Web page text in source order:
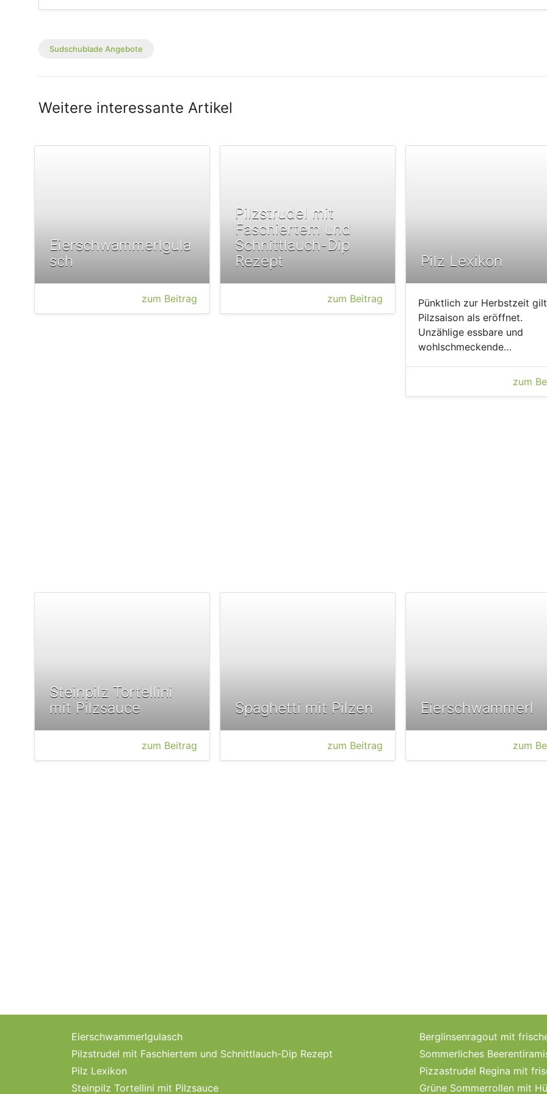
Sudschublade Angebote
Weitere interessante Artikel
Eierschwammerlgula
sch
zum Beitrag
Pilzstrudel mit
Faschiertem und
Schnittlauch-Dip
Rezept
zum Beitrag
Pilz Lexikon
Pünktlich zur Herbstzeit
Pilzsaison als eröffnet.
Unzählige essbare und
wohlschmeckende…
zum
Steinpilz Tortellini
mit Pilzsauce
zum Beitrag
Spaghetti mit Pilzen
zum Beitrag
Eierschwammerl
zum
Eierschwammerlgulasch
Pilzstrudel mit Faschiertem und Schnittlauch-Dip Rezept
Pilz Lexikon
Steinpilz Tortellini mit Pilzsauce
Berglinsenragout mit
Sommerliches
Pizzastrudel Regina mit
Grüne Sommerrollen mit